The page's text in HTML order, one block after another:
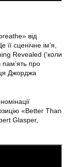
від
її сценічне ім’я,
Revealed (‘коли
пам’ять про
Джорджа
«Better Than
Glasper,